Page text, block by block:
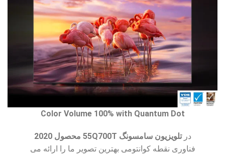
Color Volume 100% with Quantum Dot
درتلویزیون سامسونگ 55Q700T محصول 2020
فناوری نقطه کوانتومی بهترین تصویر ما را ارائه می